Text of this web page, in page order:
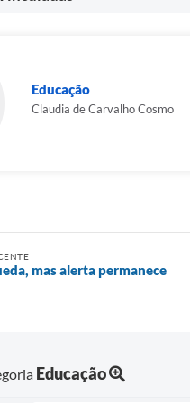
Educação
Claudia de Carvalho Cosmo
mas alerta permanece
Educação